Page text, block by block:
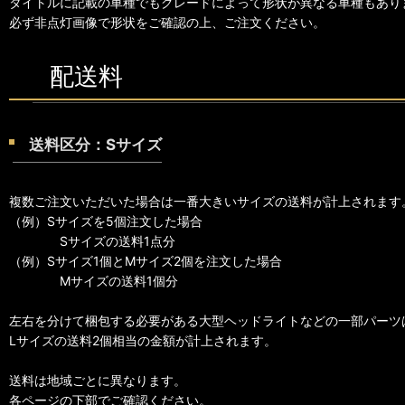
必ず非点灯画像で形状をご確認の上、ご注文ください。
配送料
送料区分：Sサイズ
複数ご注文いただいた場合は一番大きいサイズの送料が計上されます
（例）Sサイズを5個注文した場合
Sサイズの送料1点分
（例）Sサイズ1個とMサイズ2個を注文した場合
Mサイズの送料1個分
左右を分けて梱包する必要がある大型ヘッドライトなどの一部パーツ
Lサイズの送料2個相当の金額が計上されます。
送料は地域ごとに異なります。
各ページの下部でご確認ください。